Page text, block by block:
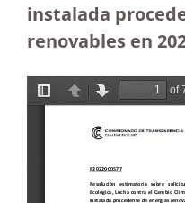
instalada
renovables en